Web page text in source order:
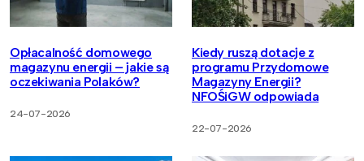
Opłacalność domowego
magazynu energii – jakie są
oczekiwania Polaków?
24-07-2026
Kiedy ruszą dotacje z
programu Przydomowe
Magazyny Energii?
NFOŚiGW odpowiada
22-07-2026